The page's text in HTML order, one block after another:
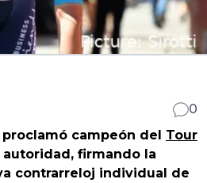
0
campeón del Tour
autoridad, firmando la
contrarreloj individual de